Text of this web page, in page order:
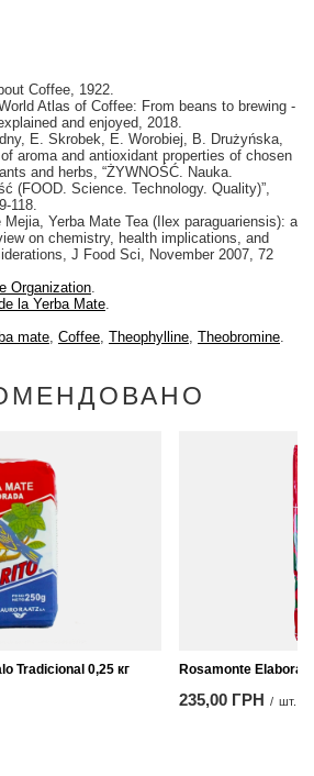
Coffee, 1922.
Atlas of Coffee: From beans to brewing -
and enjoyed, 2018.
E. Skrobek, E. Worobiej, B. Drużyńska,
aroma and antioxidant properties of chosen
and herbs, “ŻYWNOŚĆ. Nauka.
(FOOD. Science. Technology. Quality)”,
118.
Yerba Mate Tea (Ilex paraguariensis): a
on chemistry, health implications, and
J Food Sci, November 2007, 72
Organization.
la Yerba Mate.
mate, Coffee, Theophylline, Theobromine.
Tradicional 0,25 кг Rosamonte
235,00 ГРН / шт.